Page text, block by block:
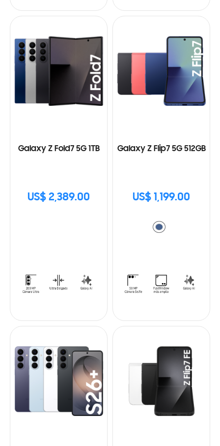
Galaxy Z Fold7 5G 1TB
US$ 2,389.00
Galaxy Z Flip7 5G 512GB
US$ 1,199.00